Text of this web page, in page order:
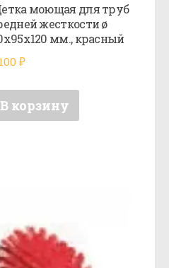
моющая для труб
жесткости ø
мм., красный
₽
В корзину